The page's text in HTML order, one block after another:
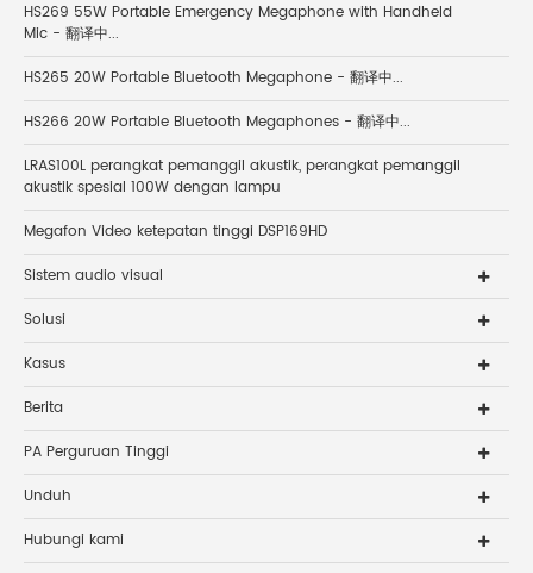
HS269 55W Portable Emergency Megaphone with Handheld
Mic - 翻译中...
HS265 20W Portable Bluetooth Megaphone - 翻译中...
HS266 20W Portable Bluetooth Megaphones - 翻译中...
LRAS100L perangkat pemanggil akustik, perangkat pemanggil
akustik spesial 100W dengan lampu
Megafon Video ketepatan tinggi DSP169HD
Sistem audio visual
Solusi
Kasus
Berita
PA Perguruan Tinggi
Unduh
Hubungi kami